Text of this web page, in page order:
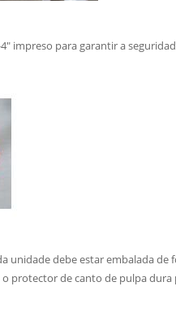
impreso para garantir a
debe estar embalada de
protector de canto de pulpa